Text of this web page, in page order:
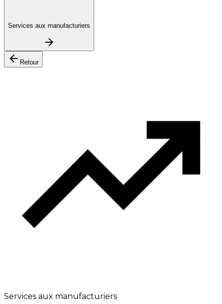
Services aux manufacturiers
Retour
Services aux manufacturiers